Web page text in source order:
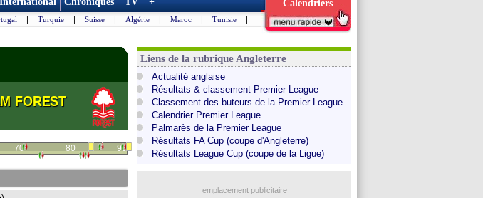
Calendriers
| Turquie | Suisse | Algérie | Maroc | Tunisie |
FOREST
70 80 90
Liens de la rubrique Angleterre
Actualité anglaise
Résultats & classement Premier League
Classement des buteurs de la Premier League
Calendrier Premier League
Palmarès de la Premier League
Résultats FA Cup (coupe d'Angleterre)
Résultats League Cup (coupe de la Ligue)
emplacement publicitaire